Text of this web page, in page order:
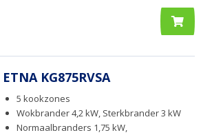
ETNA KG875RVSA
5 kookzones
Wokbrander 4,2 kW, Sterkbrander 3 kW
Normaalbranders 1,75 kW,